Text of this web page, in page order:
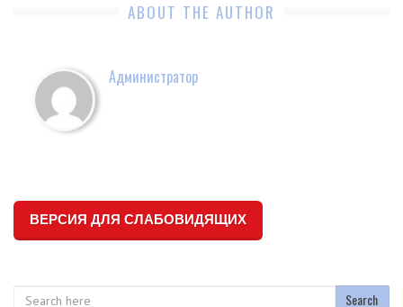
ABOUT THE AUTHOR
Администратор
ВЕРСИЯ ДЛЯ СЛАБОВИДЯЩИХ